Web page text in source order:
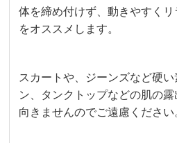
体を締め付けず、動きやすく
をオススメします。
スカートや、ジーンズなど硬
ン、タンクトップなどの肌の
向きませんのでご遠慮ください